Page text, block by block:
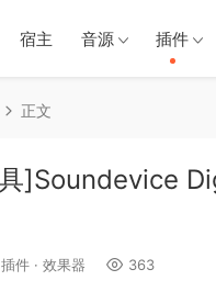
宿主 音源 插件
正文
]Soundevice
插件 · 效果器 363